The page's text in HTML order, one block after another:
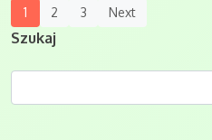
Posts
Navigation
1 2 3 Next
Szukaj